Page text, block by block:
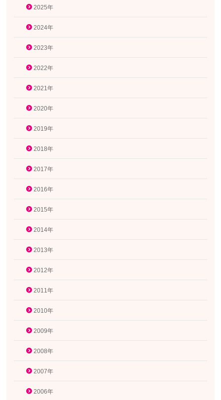
2025年
2024年
2023年
2022年
2021年
2020年
2019年
2018年
2017年
2016年
2015年
2014年
2013年
2012年
2011年
2010年
2009年
2008年
2007年
2006年